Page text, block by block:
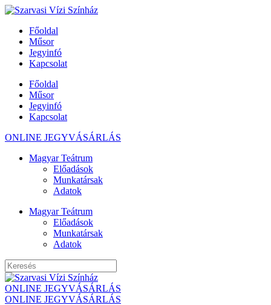
Főoldal
Műsor
Jegyinfó
Kapcsolat
Főoldal
Műsor
Jegyinfó
Kapcsolat
ONLINE JEGYVÁSÁRLÁS
Magyar Teátrum
Előadások
Munkatársak
Adatok
Magyar Teátrum
Előadások
Munkatársak
Adatok
ONLINE JEGYVÁSÁRLÁS
ONLINE JEGYVÁSÁRLÁS